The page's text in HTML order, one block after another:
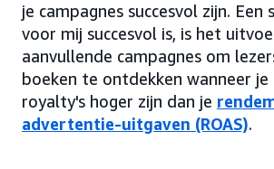
je campagnes succesvol zijn. Een
voor mij succesvol is, is het
aanvullende campagnes om
boeken te ontdekken wanneer
royalty's hoger zijn dan je
advertentie-uitgaven (ROAS).